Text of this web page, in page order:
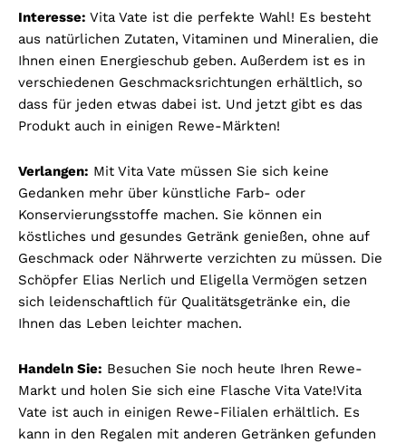
Interesse: Vita Vate ist die perfekte Wahl! Es besteht
aus natürlichen Zutaten, Vitaminen und Mineralien, die
Ihnen einen Energieschub geben. Außerdem ist es in
verschiedenen Geschmacksrichtungen erhältlich, so
dass für jeden etwas dabei ist. Und jetzt gibt es das
Produkt auch in einigen Rewe-Märkten!
Verlangen: Mit Vita Vate müssen Sie sich keine
Gedanken mehr über künstliche Farb- oder
Konservierungsstoffe machen. Sie können ein
köstliches und gesundes Getränk genießen, ohne auf
Geschmack oder Nährwerte verzichten zu müssen. Die
Schöpfer Elias Nerlich und Eligella Vermögen setzen
sich leidenschaftlich für Qualitätsgetränke ein, die
Ihnen das Leben leichter machen.
Handeln Sie: Besuchen Sie noch heute Ihren Rewe-
Markt und holen Sie sich eine Flasche Vita Vate!Vita
Vate ist auch in einigen Rewe-Filialen erhältlich. Es
kann in den Regalen mit anderen Getränken gefunden